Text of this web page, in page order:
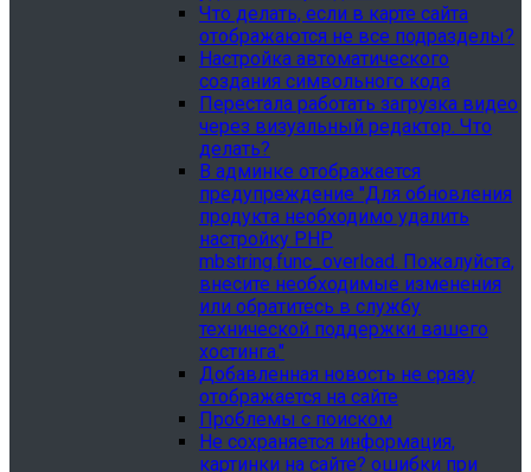
Что делать, если в карте сайта
отображаются не все подразделы?
Настройка автоматического
создания символьного кода
Перестала работать загрузка видео
через визуальный редактор. Что
делать?
В админке отображается
предупреждение "Для обновления
продукта необходимо удалить
настройку PHP
mbstring.func_overload. Пожалуйста,
внесите необходимые изменения
или обратитесь в службу
технической поддержки вашего
хостинга."
Добавленная новость не сразу
отображается на сайте
Проблемы с поиском
Не сохраняется информация,
картинки на сайте? ошибки при